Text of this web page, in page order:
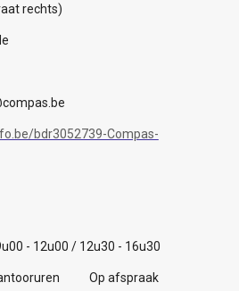
rechts)
bdr3052739-Compas-
- 12u00 / 12u30 - 16u30
Op afspraak